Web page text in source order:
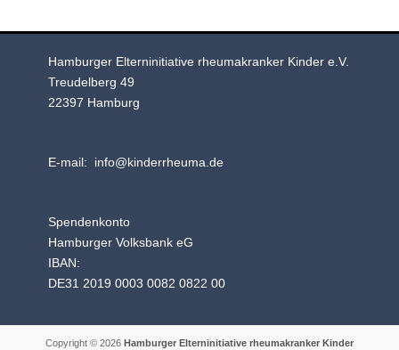
Hamburger Elterninitiative rheumakranker Kinder e.V.
Treudelberg 49
22397 Hamburg
E-mail: info@kinderrheuma.de
Spendenkonto
Hamburger Volksbank eG
IBAN:
DE31 2019 0003 0082 0822 00
Copyright © 2026 Hamburger Elterninitiative rheumakranker Kinder